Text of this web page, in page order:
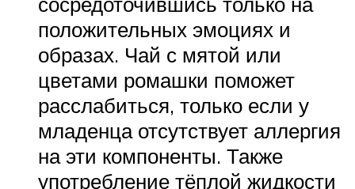
положительных эмоциях и
образах. Чай с мятой или
цветами ромашки поможет
расслабиться, только если у
младенца отсутствует аллергия
на эти компоненты. Также
употребление тёплой жидкости